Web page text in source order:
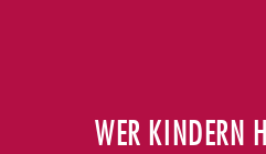
WER KINDERN